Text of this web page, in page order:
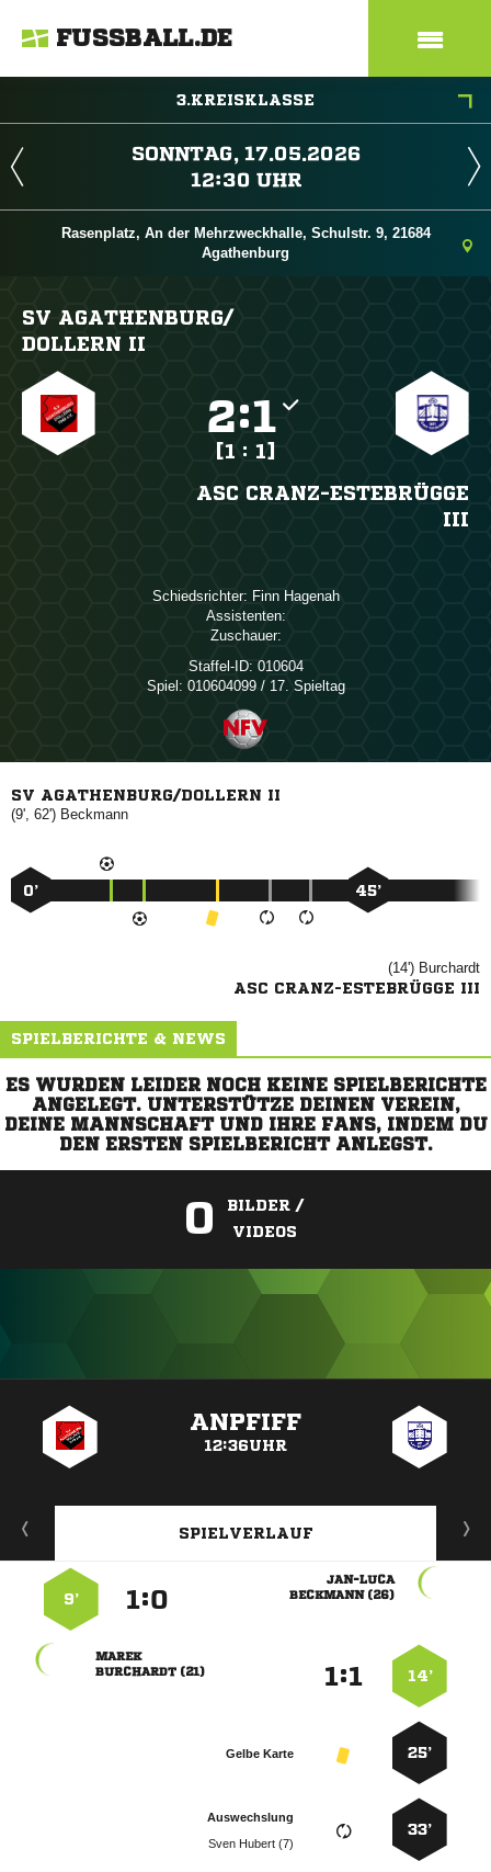
FUSSBALL.DE
3.KREISKLASSE
 
 
Rasenplatz, An der Mehrzweckhalle, Schulstr. 9, 21684
Agathenburg
SV AGATHENBURG/​
DOLLERN II
:
[1 : 1]
ASC CRANZ-ESTEBRÜGGE
III
Schiedsrichter:  
Assistenten:
Zuschauer:
Staffel-ID: 010604
Spiel: 010604099 / 17. Spieltag
SV AGATHENBURG/DOLLERN II
(9', 62') 
0’ 45’
(14') 
ASC CRANZ-ESTEBRÜGGE III
SPIELBERICHTE & NEWS
ES WURDEN LEIDER NOCH KEINE SPIELBERICHTE
ANGELEGT. UNTERSTÜTZE DEINEN VEREIN,
DEINE MANNSCHAFT UND IHRE FANS, INDEM DU
DEN ERSTEN SPIELBERICHT ANLEGST.
0
BILDER /
VIDEOS
ANPFIFF
12:36UHR
SPIELVERLAUF

 
:
9’
14’
:

 
25’
Gelbe Karte
33’
Auswechslung
  